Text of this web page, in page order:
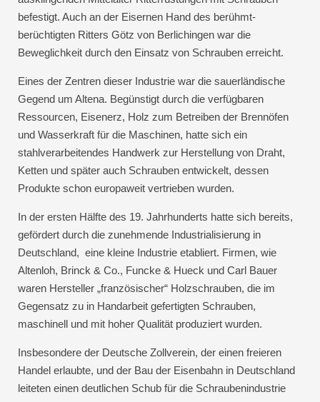
befestigt. Auch an der Eisernen Hand des berühmt-
berüchtigten Ritters Götz von Berlichingen war die
Beweglichkeit durch den Einsatz von Schrauben erreicht.
Eines der Zentren dieser Industrie war die sauerländische
Gegend um Altena. Begünstigt durch die verfügbaren
Ressourcen, Eisenerz, Holz zum Betreiben der Brennöfen
und Wasserkraft für die Maschinen, hatte sich ein
stahlverarbeitendes Handwerk zur Herstellung von Draht,
Ketten und später auch Schrauben entwickelt, dessen
Produkte schon europaweit vertrieben wurden.
In der ersten Hälfte des 19. Jahrhunderts hatte sich bereits,
gefördert durch die zunehmende Industrialisierung in
Deutschland, eine kleine Industrie etabliert. Firmen, wie
Altenloh, Brinck & Co., Funcke & Hueck und Carl Bauer
waren Hersteller „französischer“ Holzschrauben, die im
Gegensatz zu in Handarbeit gefertigten Schrauben,
maschinell und mit hoher Qualität produziert wurden.
Insbesondere der Deutsche Zollverein, der einen freieren
Handel erlaubte, und der Bau der Eisenbahn in Deutschland
leiteten einen deutlichen Schub für die Schraubenindustrie